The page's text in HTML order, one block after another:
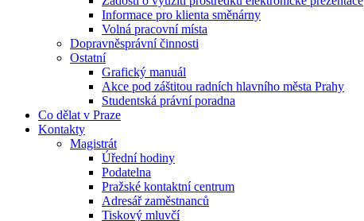
Informace pro klienta směnárny
Volná pracovní místa
Dopravněsprávní činnosti
Ostatní
Grafický manuál
Akce pod záštitou radních hlavního města Prahy
Studentská právní poradna
Co dělat v Praze
Kontakty
Magistrát
Úřední hodiny
Podatelna
Pražské kontaktní centrum
Adresář zaměstnanců
Tiskový mluvčí